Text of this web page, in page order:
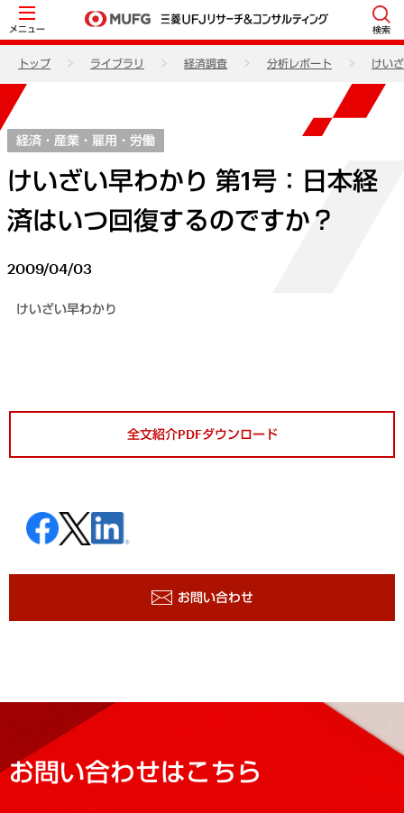
メニュー 検索
トップ ライブラリ 経済調査 分析レポート けい
経済・産業・雇用・労働
けいざい早わかり 第1号：日本経
済はいつ回復するのですか？
2009/04/03
けいざい早わかり
全文紹介PDFダウンロード
お問い合わせ
お問い合わせはこちら